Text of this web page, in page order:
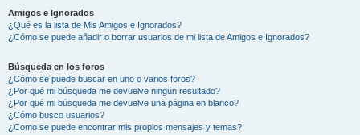
Amigos e Ignorados
¿Qué es la lista de Mis Amigos e Ignorados?
¿Cómo se puede añadir o borrar usuarios de mi lista de Amigos e Ignorados?
Búsqueda en los foros
¿Cómo se puede buscar en uno o varios foros?
¿Por qué mi búsqueda me devuelve ningún resultado?
¿Por qué mi búsqueda me devuelve una página en blanco?
¿Cómo busco usuarios?
¿Como se puede encontrar mis propios mensajes y temas?